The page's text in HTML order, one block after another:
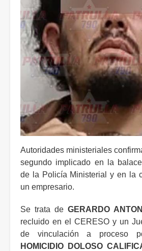
Autoridades ministeriales
segundo implicado en la
de la Policía Ministerial y en la
un empresario.
Se trata de GERARDO
recluido en el CERESO y un
de vinculación a proceso
HOMICIDIO DOLOSO